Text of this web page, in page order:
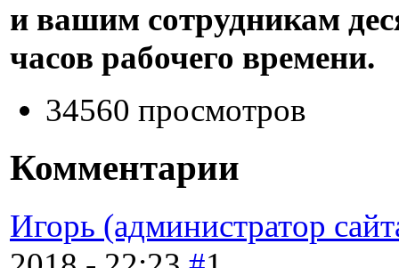
и вашим сотрудникам
часов рабочего времени.
34560 просмотров
Комментарии
Игорь (администратор